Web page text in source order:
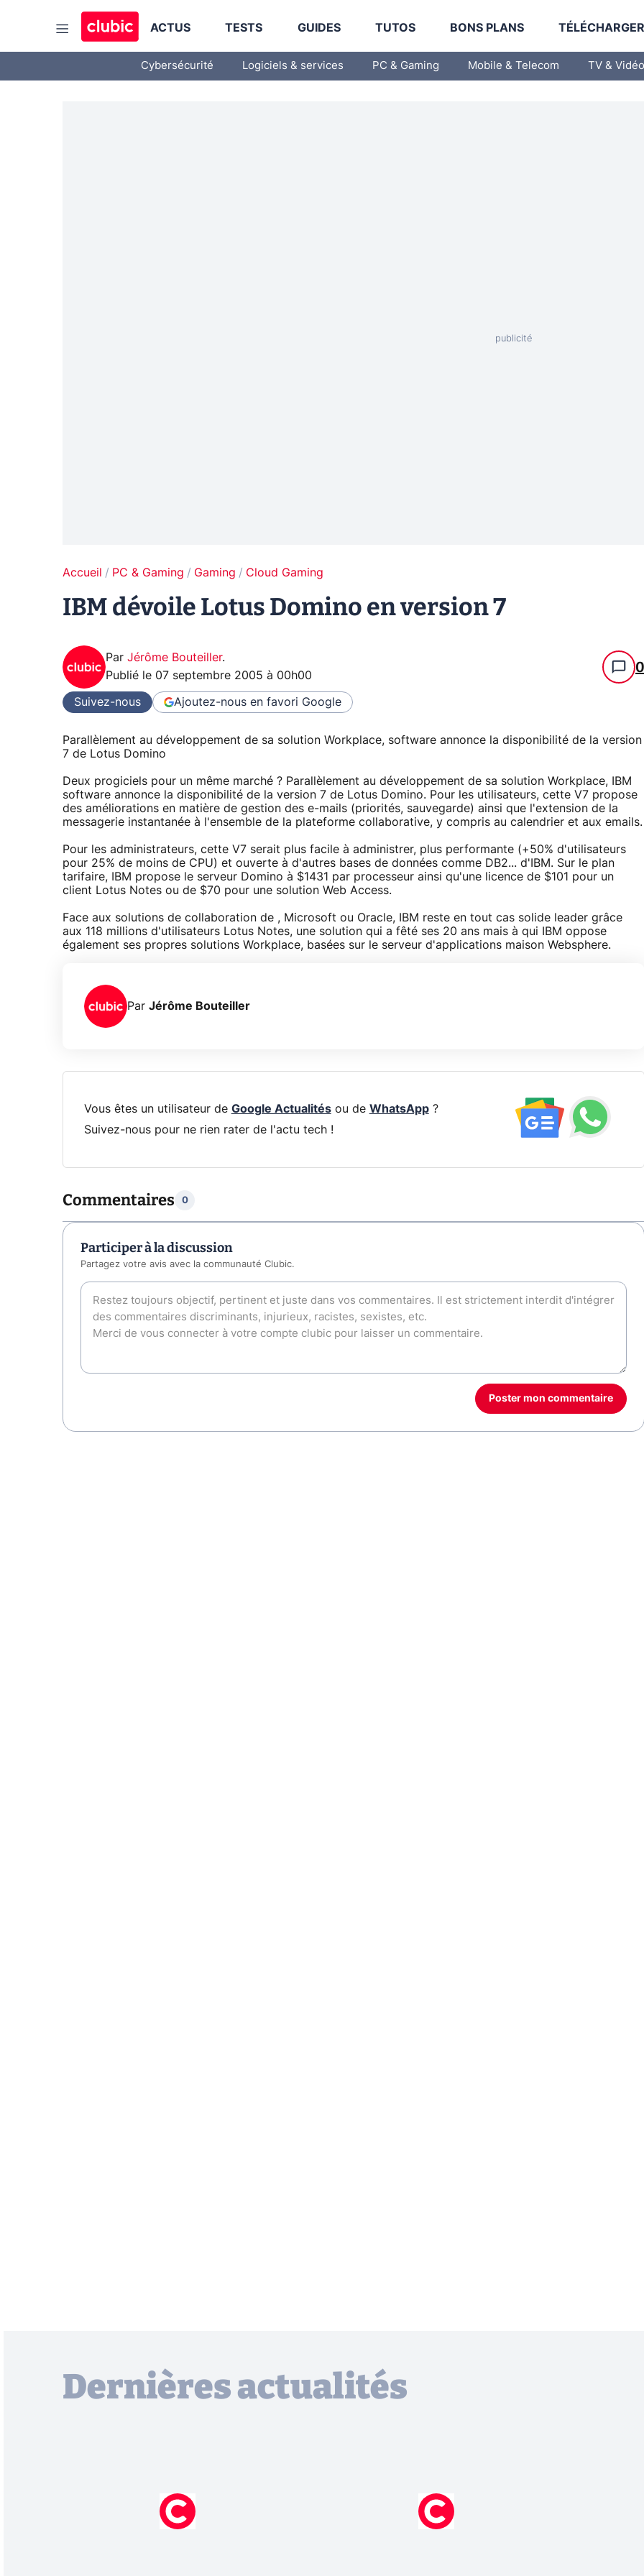
ACTUS TESTS GUIDES TUTOS BONS PLANS
Cybersécurité Logiciels & services PC & Gaming Mobile & Telecom TV & Vidéo
Accueil PC & Gaming Gaming Cloud Gaming
IBM dévoile Lotus Domino en version 7
Par Jérôme Bouteiller.
Publié le 07 septembre 2005 à 00h00 0
Suivez-nous Ajoutez-nous en favori Google
Parallèlement au développement de sa solution Workplace, software annonce la disponibilité de la version
7 de Lotus Domino
Deux progiciels pour un même marché ? Parallèlement au développement de sa solution Workplace, IBM
software annonce la disponibilité de la version 7 de Lotus Domino. Pour les utilisateurs, cette V7 propose
des améliorations en matière de gestion des e-mails (priorités, sauvegarde) ainsi que l'extension de la
messagerie instantanée à l'ensemble de la plateforme collaborative, y compris au calendrier et aux emails.
Pour les administrateurs, cette V7 serait plus facile à administrer, plus performante (+50% d'utilisateurs
pour 25% de moins de CPU) et ouverte à d'autres bases de données comme DB2... d'IBM. Sur le plan
tarifaire, IBM propose le serveur Domino à $1431 par processeur ainsi qu'une licence de $101 pour un
client Lotus Notes ou de $70 pour une solution Web Access.
Face aux solutions de collaboration de , Microsoft ou Oracle, IBM reste en tout cas solide leader grâce
aux 118 millions d'utilisateurs Lotus Notes, une solution qui a fêté ses 20 ans mais à qui IBM oppose
également ses propres solutions Workplace, basées sur le serveur d'applications maison Websphere.
Par Jérôme Bouteiller
Vous êtes un utilisateur de Google Actualitésou de WhatsApp?
Suivez-nous pour ne rien rater de l'actu tech !
Commentaires 0
Participer à la discussion
Partagez votre avis avec la communauté Clubic.
Poster mon commentaire
Dernières actualités